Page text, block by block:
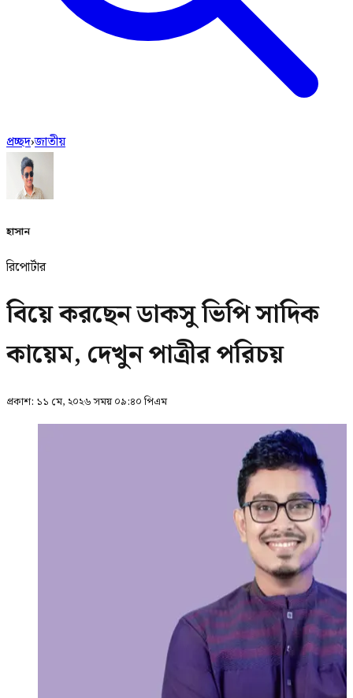
প্রচ্ছদ›জাতীয়
হাসান
রিপোর্টার
বিয়ে করছেন ডাকসু ভিপি সাদিক
কায়েম, দেখুন পাত্রীর পরিচয়
প্রকাশ: ১১ মে, ২০২৬ সময় ০৯:৪০ পিএম